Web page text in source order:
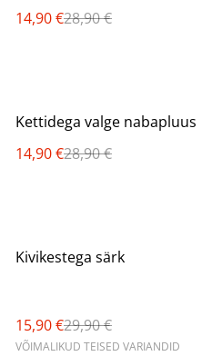
14,90 €28,90 €
%
Kettidega valge nabapluus
14,90 €28,90 €
%
Kivikestega särk
15,90 €29,90 €
VÕIMALIKUD TEISED VARIANDID